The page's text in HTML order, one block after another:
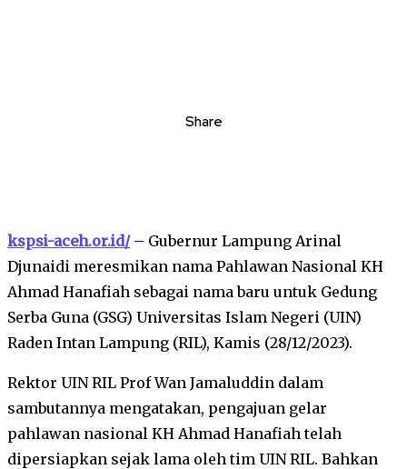
Share
kspsi-aceh.or.id/– Gubernur Lampung Arinal
Djunaidi meresmikan nama Pahlawan Nasional KH
Ahmad Hanafiah sebagai nama baru untuk Gedung
Serba Guna (GSG) Universitas Islam Negeri (UIN)
Raden Intan Lampung (RIL), Kamis (28/12/2023).
Rektor UIN RIL Prof Wan Jamaluddin dalam
sambutannya mengatakan, pengajuan gelar
pahlawan nasional KH Ahmad Hanafiah telah
dipersiapkan sejak lama oleh tim UIN RIL. Bahkan